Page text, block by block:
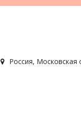
Россия, Московская